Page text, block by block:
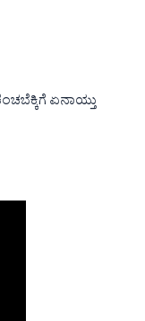
ಏನಾಯ್ತು